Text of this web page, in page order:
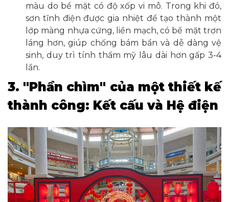
màu do bề mặt có độ xốp vi mô. Trong khi đó,
sơn tĩnh điện được gia nhiệt để tạo thành một
lớp màng nhựa cứng, liền mạch, có bề mặt trơn
láng hơn, giúp chống bám bẩn và dễ dàng vệ
sinh, duy trì tính thẩm mỹ lâu dài hơn gấp 3-4
lần.
3. "Phần chìm" của một thiết kế
thành công: Kết cấu và Hệ điện